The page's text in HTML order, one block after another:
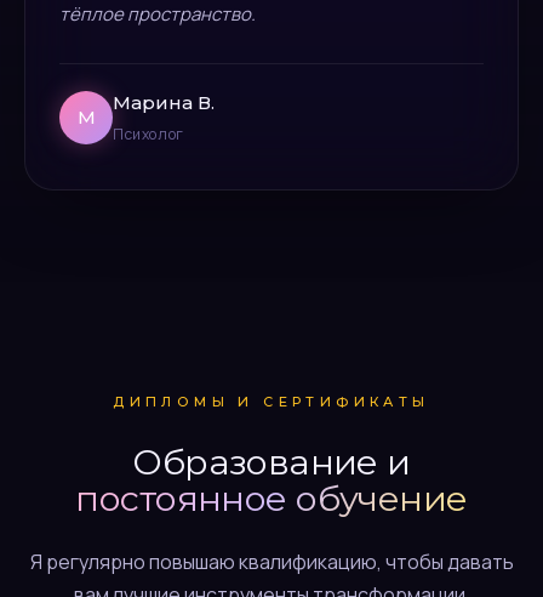
тёплое пространство.
М
Марина В.
Психолог
ДИПЛОМЫ И СЕРТИФИКАТЫ
Образование и
постоянное обучение
Я регулярно повышаю квалификацию, чтобы давать